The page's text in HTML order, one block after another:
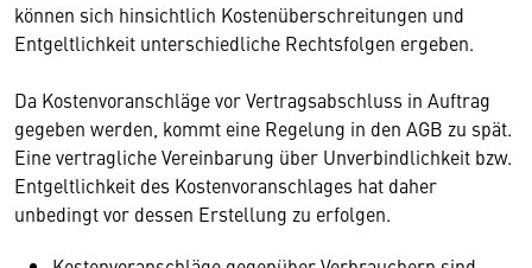
können sich hinsichtlich Kostenüberschreitungen und
Entgeltlichkeit unterschiedliche Rechtsfolgen ergeben.
Da Kostenvoranschläge vor Vertragsabschluss in Auftrag
gegeben werden, kommt eine Regelung in den AGB zu spät.
Eine vertragliche Vereinbarung über Unverbindlichkeit bzw.
Entgeltlichkeit des Kostenvoranschlages hat daher
unbedingt vor dessen Erstellung zu erfolgen.